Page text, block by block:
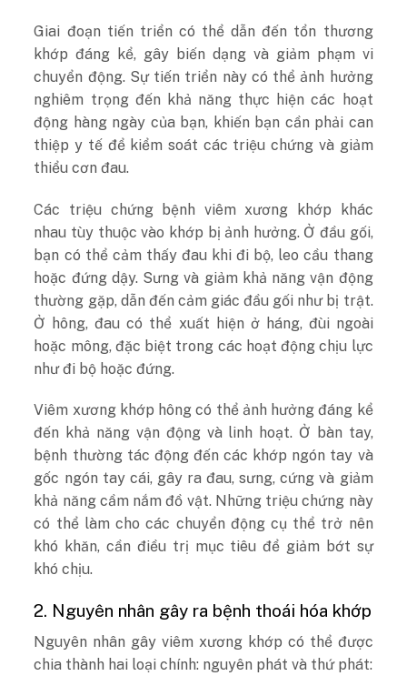
Giai đoạn tiến triển có thể dẫn đến tổn thương
khớp đáng kể, gây biến dạng và giảm phạm vi
chuyển động. Sự tiến triển này có thể ảnh hưởng
nghiêm trọng đến khả năng thực hiện các hoạt
động hàng ngày của bạn, khiến bạn cần phải can
thiệp y tế để kiểm soát các triệu chứng và giảm
thiểu cơn đau.
Các triệu chứng bệnh viêm xương khớp khác
nhau tùy thuộc vào khớp bị ảnh hưởng. Ở đầu gối,
bạn có thể cảm thấy đau khi đi bộ, leo cầu thang
hoặc đứng dậy. Sưng và giảm khả năng vận động
thường gặp, dẫn đến cảm giác đầu gối như bị trật.
Ở hông, đau có thể xuất hiện ở háng, đùi ngoài
hoặc mông, đặc biệt trong các hoạt động chịu lực
như đi bộ hoặc đứng.
Viêm xương khớp hông có thể ảnh hưởng đáng kể
đến khả năng vận động và linh hoạt. Ở bàn tay,
bệnh thường tác động đến các khớp ngón tay và
gốc ngón tay cái, gây ra đau, sưng, cứng và giảm
khả năng cầm nắm đồ vật. Những triệu chứng này
có thể làm cho các chuyển động cụ thể trở nên
khó khăn, cần điều trị mục tiêu để giảm bớt sự
khó chịu.
2. Nguyên nhân gây ra bệnh thoái hóa khớp
Nguyên nhân gây viêm xương khớp có thể được
chia thành hai loại chính: nguyên phát và thứ phát: